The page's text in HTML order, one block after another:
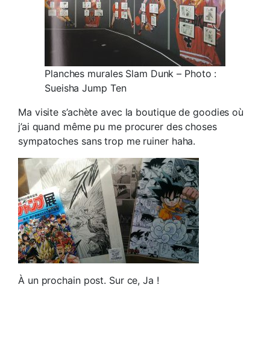
Planches murales Slam Dunk – Photo :
Sueisha Jump Ten
Ma visite s’achète avec la boutique de goodies où
j’ai quand même pu me procurer des choses
sympatoches sans trop me ruiner haha.
À un prochain post. Sur ce, Ja !